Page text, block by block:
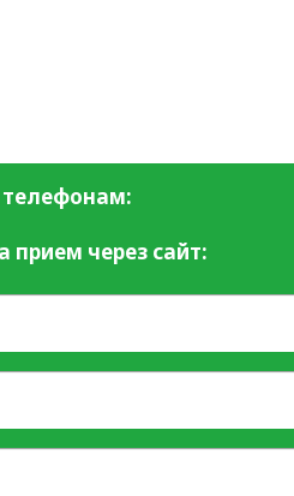
телефонам:
прием через сайт: